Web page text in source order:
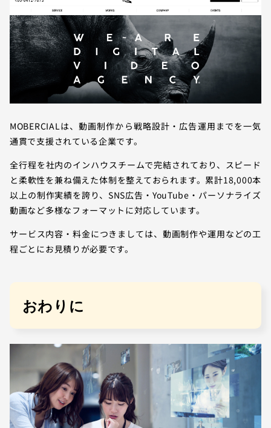
MOBERCIALは、動画制作から戦略設計・広告運用までを一気
通貫で支援されている企業です。
全行程を社内のインハウスチームで完結されており、スピード
と柔軟性を兼ね備えた体制を整えておられます。累計18,000本
以上の制作実績を誇り、SNS広告・YouTube・パーソナライズ
動画など多様なフォーマットに対応しています。
サービス内容・料金につきましては、動画制作や運用などの工
程ごとにお見積りが必要です。
おわりに